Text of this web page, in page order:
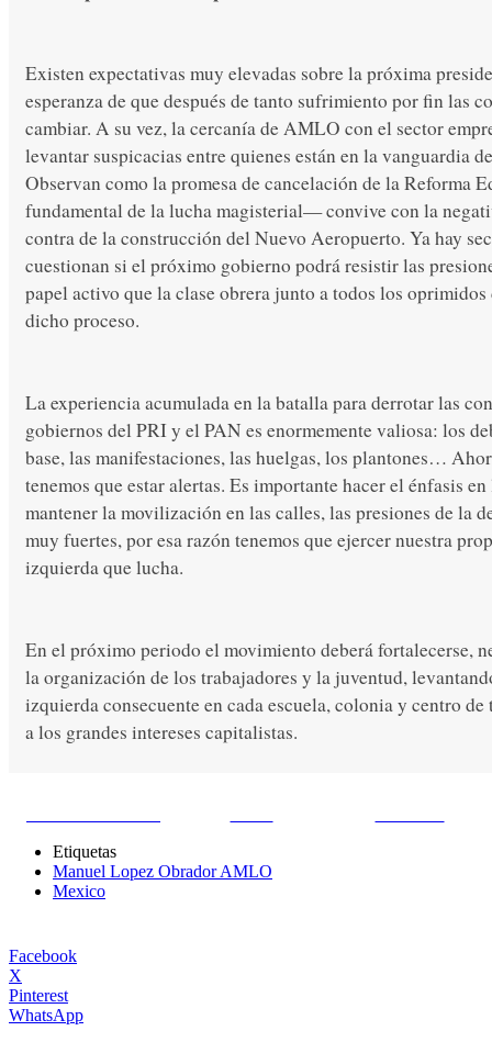
Existen expectativas muy elevadas sobre la próxima
esperanza de que después de tanto sufrimiento por fin las
cambiar. A su vez, la cercanía de AMLO con el sector
levantar suspicacias entre quienes están en la vanguardia
Observan como la promesa de cancelación de la Reforma
fundamental de la lucha magisterial— convive con la
contra de la construcción del Nuevo Aeropuerto. Ya hay
cuestionan si el próximo gobierno podrá resistir las
papel activo que la clase obrera junto a todos los oprimidos
dicho proceso.
La experiencia acumulada en la batalla para derrotar las
gobiernos del PRI y el PAN es enormemente valiosa: los
base, las manifestaciones, las huelgas, los plantones…
tenemos que estar alertas. Es importante hacer el énfasis
mantener la movilización en las calles, las presiones de la
muy fuertes, por esa razón tenemos que ejercer nuestra
izquierda que lucha.
En el próximo periodo el movimiento deberá fortalecerse,
la organización de los trabajadores y la juventud,
izquierda consecuente en cada escuela, colonia y centro
a los grandes intereses capitalistas.
Etiquetas
Manuel Lopez Obrador AMLO
Mexico
Facebook
X
Pinterest
WhatsApp